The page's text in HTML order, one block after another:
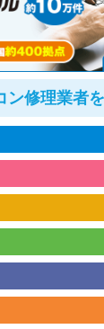
ン修理業者